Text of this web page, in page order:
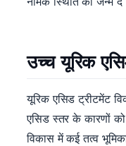
उच्च यूरिक
यूरिक एसिड ट्रीटमेंट
एसिड स्तर के कारणों
विकास में कई तत्व